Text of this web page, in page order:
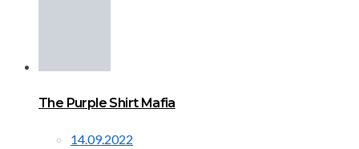
The Purple Shirt Mafia
14.09.2022